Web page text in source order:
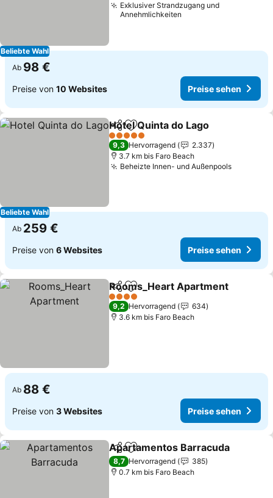
Beliebte Wahl
Exklusiver Strandzugang und
Annehmlichkeiten
Ab 98 €
Preise von 10 Websites Preise sehen
Beliebte Wahl
TeilenZu Favoriten hinzufügen
Hotel Quinta do Lago
5 Sterne
9,3 Hervorragend
2.337
3.7 km bis Faro Beach
Beheizte Innen- und Außenpools
Ab 259 €
Preise von 6 Websites Preise sehen
TeilenZu Favoriten hinzufügen
Rooms_Heart Apartment
4 Sterne
9,2 Hervorragend
634
3.6 km bis Faro Beach
Ab 88 €
Preise von 3 Websites Preise sehen
TeilenZu Favoriten hinzufügen
Apartamentos Barracuda
8,7 Hervorragend
385
0.7 km bis Faro Beach